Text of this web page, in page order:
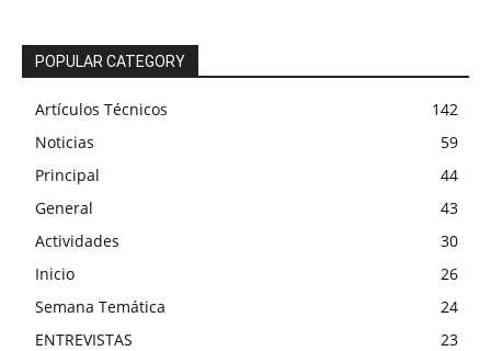
POPULAR CATEGORY
Artículos Técnicos
142
Noticias
59
Principal
44
General
43
Actividades
30
Inicio
26
Semana Temática
24
ENTREVISTAS
23